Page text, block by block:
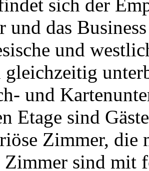
sich der
und das
und
gleichzeitig
und
Etage sind
Zimmer, die
sind mit